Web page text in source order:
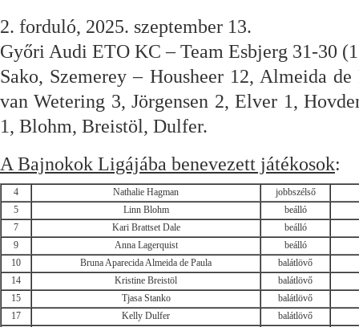
2. forduló, 2025. szeptember 13.
Győri Audi ETO KC – Team Esbjerg 31-30
Sako, Szemerey – Housheer 12, Almeida
van Wetering 3, Jörgensen 2, Elver 1,
1, Blohm, Breistöl, Dulfer.
A Bajnokok Ligájába benevezett játékosok:
4 Nathalie Hagman
jobbszélső
5
Linn Blohm
beálló
7
Kari Brattset Dale
beálló
9
Anna Lagerquist
beálló
10
Bruna Aparecida Almeida de Paula
balátlövő
14
Kristine Breistöl
balátlövő
15
Tjasa Stanko
balátlövő
17
Kelly Dulfer
balátlövő